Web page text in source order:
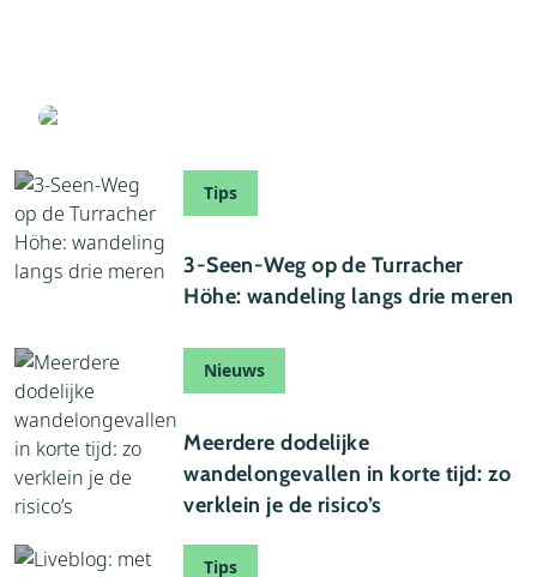
Tips
3-Seen-Weg op de Turracher
Höhe: wandeling langs drie meren
Nieuws
Meerdere dodelijke
wandelongevallen in korte tijd: zo
verklein je de risico’s
Tips